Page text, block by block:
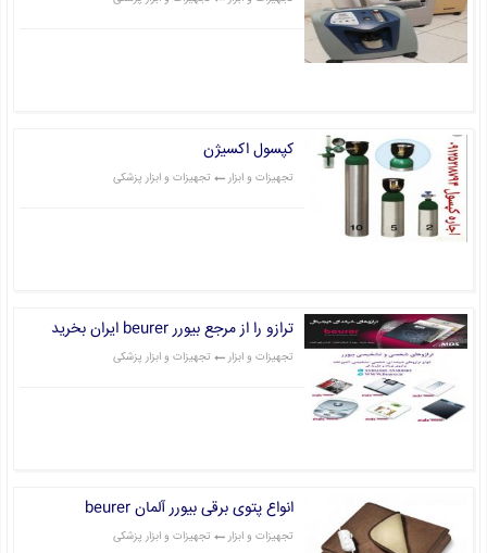
کپسول اکسیژن
تجهیزات و ابزار تجهیزات و ابزار پزشکی
ترازو را از مرجع بیورر beurer ایران بخرید
تجهیزات و ابزار تجهیزات و ابزار پزشکی
انواع پتوی برقی بیورر آلمان beurer
تجهیزات و ابزار تجهیزات و ابزار پزشکی